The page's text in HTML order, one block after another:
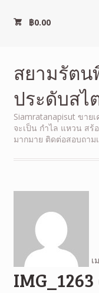
฿0.00
สยามรัตน
ประดับส
Siamratanapisut ขา
จะเป็น กำไล แหวน สร้
มากมาย ติดต่อสอบถาม
เ